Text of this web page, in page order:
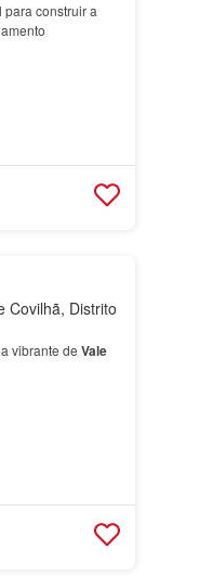
para construir a
Covilhã, Distrito
vibrante de Vale